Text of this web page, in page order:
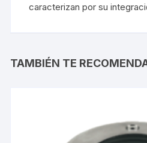
caracterizan por su
TAMBIÉN TE